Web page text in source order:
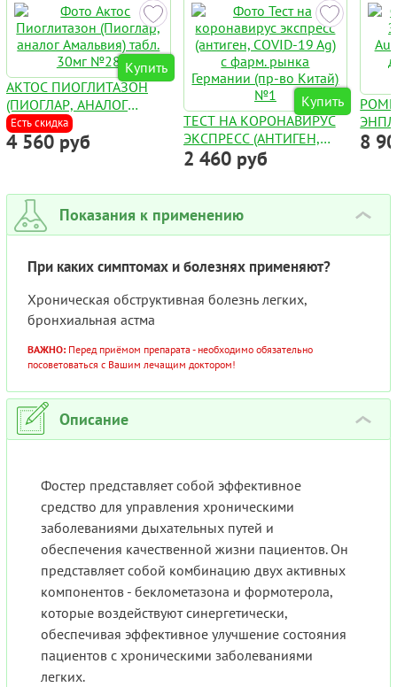
Купить
АКТОС ПИОГЛИТАЗОН
(ПИОГЛАР, АНАЛОГ
АМАЛЬВИЯ) ТАБЛ. 30МГ
№28
Есть скидка
4 560 руб
Купить
ТЕСТ НА КОРОНАВИРУС
ЭКСПРЕСС (АНТИГЕН,
COVID-19 AG) С ФАРМ.
РЫНКА ГЕРМАНИИ (ПР-
ВО КИТАЙ) №1
2 460 руб
8
Показания к применению ›
При каких симптомах и болезнях применяют?
Хроническая обструктивная болезнь легких,
бронхиальная астма
ВАЖНО: Перед приёмом препарата - необходимо обязательно
посоветоваться с Вашим лечащим доктором!
Описание ›
Фостер представляет собой эффективное
средство для управления хроническими
заболеваниями дыхательных путей и
обеспечения качественной жизни пациентов. Он
представляет собой комбинацию двух активных
компонентов - беклометазона и формотерола,
которые воздействуют синергетически,
обеспечивая эффективное улучшение состояния
пациентов с хроническими заболеваниями
легких.